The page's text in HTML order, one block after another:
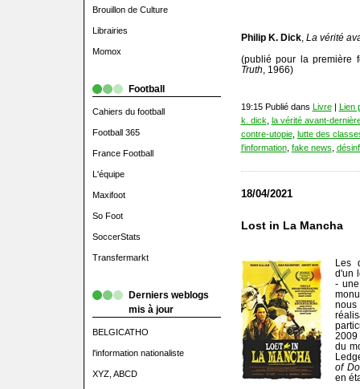
Brouillon de Culture
Librairies
Momox
Football
Cahiers du football
Football 365
France Football
L'équipe
Maxifoot
So Foot
SoccerStats
Transfermarkt
Derniers weblogs
mis à jour
BELGICATHO
l'information nationaliste
XYZ, ABCD
Philip K. Dick, La vérité
(publié pour la première
Truth , 1966)
19:15 Publié dans Livre| Lien
k. dick la vérité avant-
contre-utopie, lutte des
l'information, fake news
18/04/2021
Lost in La Mancha
Les
d'un
-
nous
2009
du
of
en